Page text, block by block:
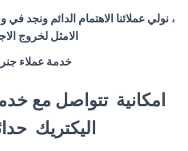
، نولي عملائنا الاهتمام الدائم ونجد
الامثل لخروج
خدمة عملاء
امكانية تتواصل مع
اليكتريك